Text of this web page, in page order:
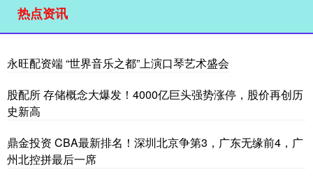
热点资讯
永旺配资端 “世界音乐之都”上演口琴艺术盛会
股配所 存储概念大爆发！4000亿巨头强势涨停，股价再创历
史新高
鼎金投资 CBA最新排名！深圳北京争第3，广东无缘前4，广
州北控拼最后一席